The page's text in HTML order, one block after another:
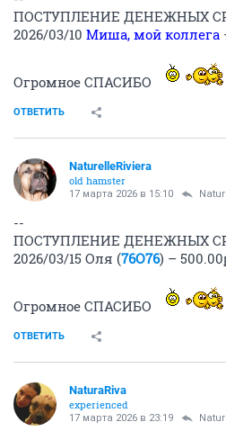
ПОСТУПЛЕНИЕ ДЕНЕЖНЫХ
2026/03/10 Миша, мой коллега
Огромное СПАСИБО
ОТВЕТИТЬ
NaturelleRiviera
old hamster
17 марта 2026 в 15:10
--
ПОСТУПЛЕНИЕ ДЕНЕЖНЫХ
2026/03/15 Оля (76О76) –
Огромное СПАСИБО
ОТВЕТИТЬ
NaturaRiva
experienced
17 марта 2026 в 23:19